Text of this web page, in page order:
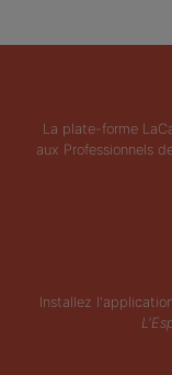
La plate-forme
aux Professionnels
Installez